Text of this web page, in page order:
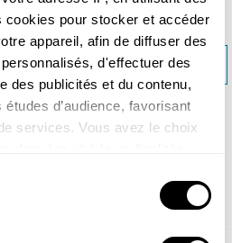
cookies pour stocker et accéder
appareil, afin de diffuser des
d'effectuer des
des publicités et du contenu,
d’audience, favorisant
services. Vous avez le choix
la Déclaration relative aux
l'icône de confidentialité.
UNE FEMME SAUVAGE >>